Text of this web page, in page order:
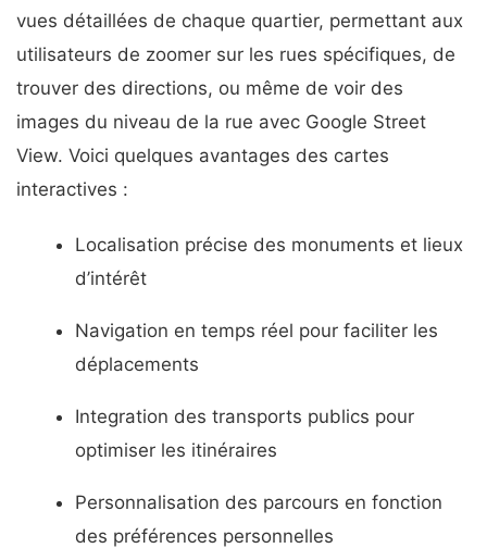
vues détaillées de chaque quartier, permettant aux
utilisateurs de zoomer sur les rues spécifiques, de
trouver des directions, ou même de voir des
images du niveau de la rue avec Google Street
View. Voici quelques avantages des cartes
interactives :
Localisation précise des monuments et lieux
d’intérêt
Navigation en temps réel pour faciliter les
déplacements
Integration des transports publics pour
optimiser les itinéraires
Personnalisation des parcours en fonction
des préférences personnelles